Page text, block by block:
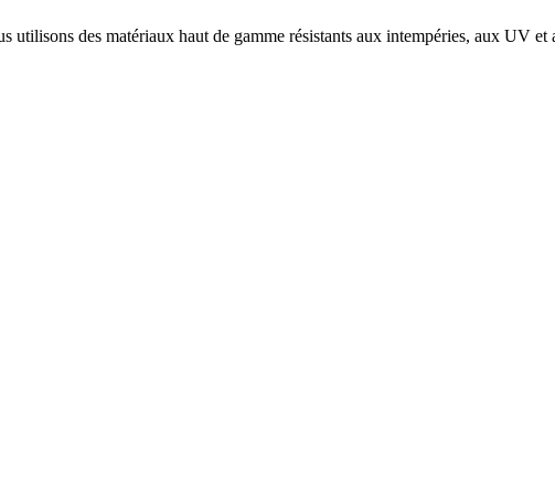
utilisons des matériaux haut de gamme résistants aux intempéries, aux UV et